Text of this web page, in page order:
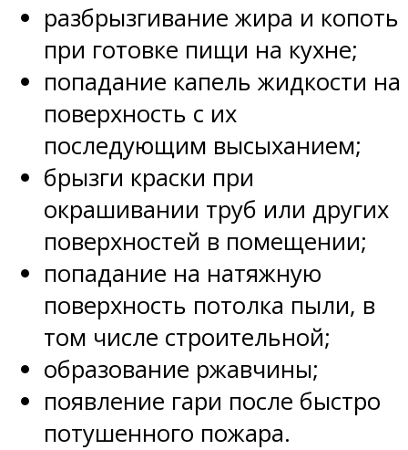
разбрызгивание жира и копоть
при готовке пищи на кухне;
попадание капель жидкости на
поверхность с их
последующим высыханием;
брызги краски при
окрашивании труб или других
поверхностей в помещении;
попадание на натяжную
поверхность потолка пыли, в
том числе строительной;
образование ржавчины;
появление гари после быстро
потушенного пожара.